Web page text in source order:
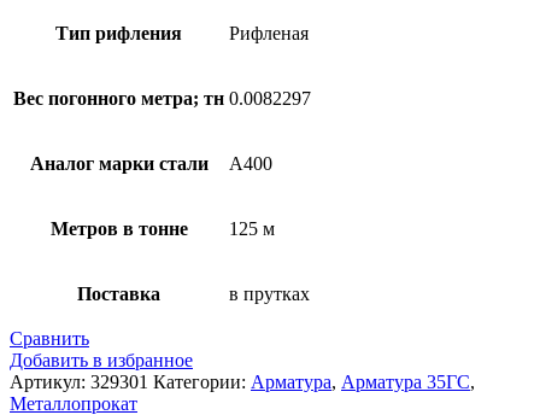
Тип рифления Рифленая
Вес погонного метра; тн 0.0082297
Аналог марки стали А400
Метров в тонне 125 м
Поставка в прутках
Сравнить
Добавить в избранное
Артикул: 329301 Категории: Арматура, Арматура 35ГС,
Металлопрокат